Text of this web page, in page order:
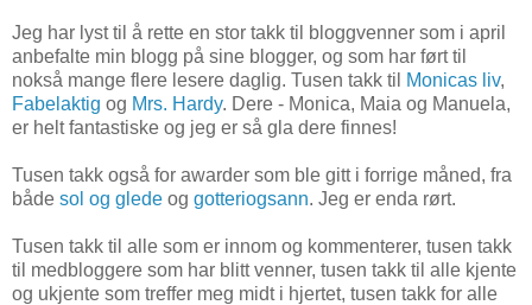
Jeg har lyst til å rette en stor takk til bloggvenner som i april
anbefalte min blogg på sine blogger, og som har ført til
nokså mange flere lesere daglig. Tusen takk til
Monicas liv,
Fabelaktig og Mrs. Hardy. Dere - Monica, Maia og Manuela,
er helt fantastiske og jeg er så gla dere finnes!
Tusen takk også for awarder som ble gitt i forrige måned, fra
både sol og glede og gotteriogsann. Jeg er enda rørt.
Tusen takk til alle som er innom og kommenterer, tusen takk
til medbloggere som har blitt venner, tusen takk til alle kjente
og ukjente som treffer meg midt i hjertet, tusen takk for alle